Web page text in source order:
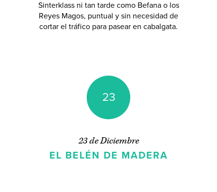
Sinterklass ni tan tarde como Befana o los
Reyes Magos, puntual y sin necesidad de
cortar el tráfico para pasear en cabalgata.
23
23 de Diciembre
EL BELÉN DE MADERA
Puedes escribirme uncorreo,suscribirte al boletín de noticias
seguirme enTwitter, FacebookoPinterest.